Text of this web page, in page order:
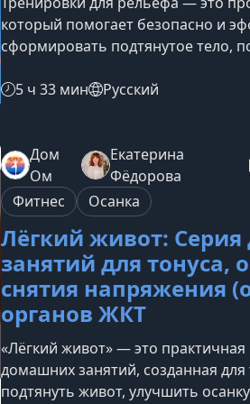
который помогает безопасно и
сформировать подтянутое тело,
выносливость и улучшить
подойдёт как новичкам, так и тем,
тренируется, предлагая
выстроена так, чтобы
количество мышц, ускорить
повышать уровень сложности без
5 ч 33 мин Русский
Дом
Ом
Екатерина
Фёдорова
Фитнес
Осанка
Лёгкий живот:
занятий для тонуса,
снятия напряжения
органов ЖКТ
«Лёгкий живот» — это
домашних занятий, созданная для
подтянуть живот, улучшить